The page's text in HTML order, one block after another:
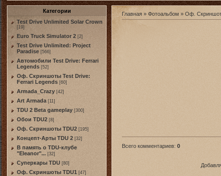
Категории
Test Drive Unlimited Solar Crown
[19]
Euro Truck Simulator 2 [2]
Test Drive Unlimited: Project
Paradise [566]
Автомобили Test Drive: Ferrari
Legends [52]
Оф. Скриншоты Test Drive:
Ferrari Legends [60]
Armada_Crazy [42]
Art Armada [11]
TDU 2 Beta gameplay [300]
Обои TDU2 [8]
Оф. Скриншоты TDU2 [195]
Концепт-Арты TDU 2 [32]
В память о TDU-клубе
"Eleanor"... [32]
Суперкары TDU [80]
Оф. Скриншоты TDU1 [47]
Главная » Фотоальбом » Оф.
Всего комментариев: 0